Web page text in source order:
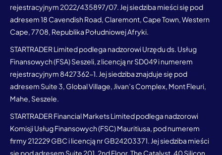
rejestracyjnym 2022/435897/07. Jej siedziba mieści się pod
adresem 18 Cavendish Road, Claremont, Cape Town, Western
Cape, 7708, Republika Południowej Afryki.
STARTRADER Limited podlega nadzorowi Urzędu ds. Usług
Finansowych (FSA) Seszeli, z licencją nr SD049 i numerem
rejestracyjnym 8427362-1. Jej siedziba znajduje się pod
adresem Suite 3, Global Village, Jivan’s Complex, Mont Fleuri,
Mahe, Seszele.
STARTRADER Financial Markets Limited podlega nadzorowi
Komisji Usług Finansowych (FSC) Mauritiusa, pod numerem
firmy 212229 GBC i licencją nr GB24203371. Jej siedziba mieści
się pod adresem Suite 201, 2nd Floor, The Catalyst, 40 Silicon